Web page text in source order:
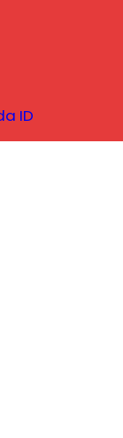
ID